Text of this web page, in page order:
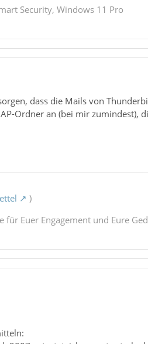
Security, Windows 11 Pro
dass die Mails von
Ordner an (bei mir zumindest),
)
für Euer Engagement und Eure